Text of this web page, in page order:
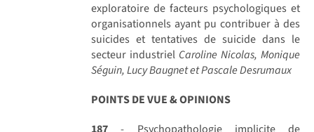
exploratoire de facteurs psychologiques et
organisationnels ayant pu contribuer à des
suicides et tentatives de suicide dans le
secteur industriel Caroline Nicolas, Monique
Séguin, Lucy Baugnet et Pascale Desrumaux
POINTS DE VUE & OPINIONS